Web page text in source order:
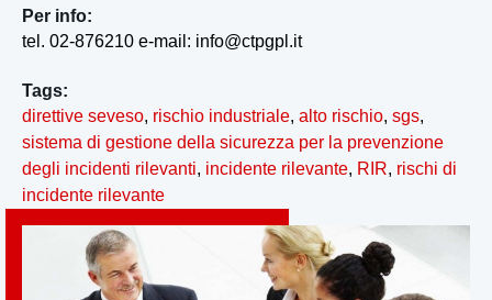
Per info:
tel. 02-876210 e-mail: info@ctpgpl.it
Tags:
direttive seveso, rischio industriale, alto rischio, sgs,
sistema di gestione della sicurezza per la prevenzione
degli incidenti rilevanti, incidente rilevante, RIR, rischi di
incidente rilevante